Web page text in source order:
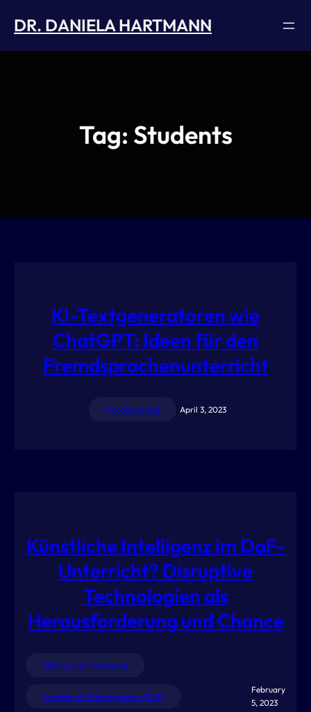
DR. DANIELA HARTMANN
Tag: Students
KI-Textgeneratoren wie
ChatGPT: Ideen für den
Fremdsprachenunterricht
Uncategorized April 3, 2023
Künstliche Intelligenz im DaF-
Unterricht? Disruptive
Technologien als
Herausforderung und Chance
Bildung und Forschung
Deutsch als Fremdsprache (DaF)
February
5, 2023